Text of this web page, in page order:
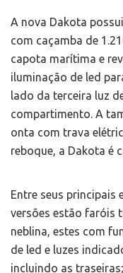
A nova Dakota
com caçamba de
capota marítima e
iluminação de led
lado da terceira luz
compartimento. A
onta com trava
reboque, a Dakota é
Entre seus principais
versões estão faróis
neblina, estes com
de led e luzes
incluindo as